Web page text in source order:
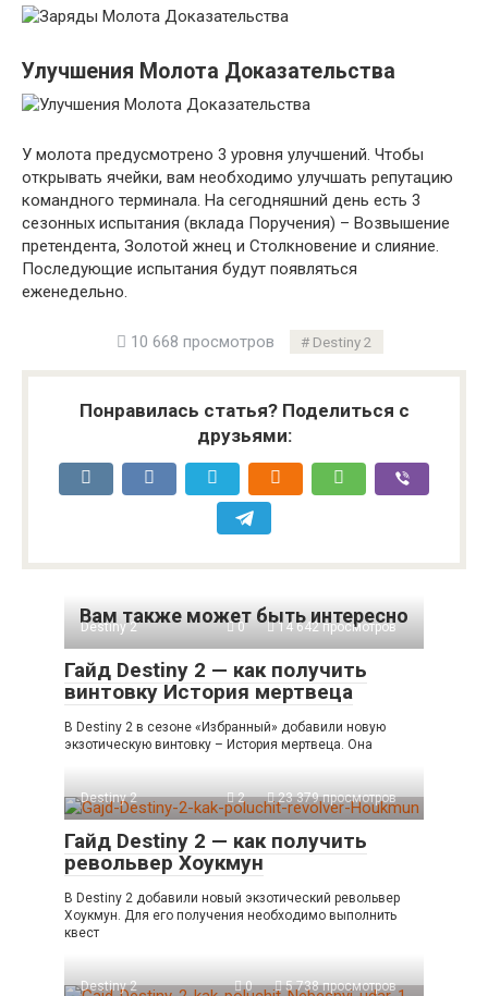
Улучшения Молота Доказательства
У молота предусмотрено 3 уровня улучшений. Чтобы
открывать ячейки, вам необходимо улучшать репутацию
командного терминала. На сегодняшний день есть 3
сезонных испытания (вклада Поручения) – Возвышение
претендента, Золотой жнец и Столкновение и слияние.
Последующие испытания будут появляться
еженедельно.
10 668 просмотров Destiny 2
Понравилась статья? Поделиться с
друзьями:
Вам также может быть интересно
Destiny 2 0 14 642 просмотров
Гайд Destiny 2 — как получить
винтовку История мертвеца
В Destiny 2 в сезоне «Избранный» добавили новую
экзотическую винтовку – История мертвеца. Она
Destiny 2 2 23 379 просмотров
Гайд Destiny 2 — как получить
револьвер Хоукмун
В Destiny 2 добавили новый экзотический револьвер
Хоукмун. Для его получения необходимо выполнить
квест
Destiny 2 0 5 738 просмотров